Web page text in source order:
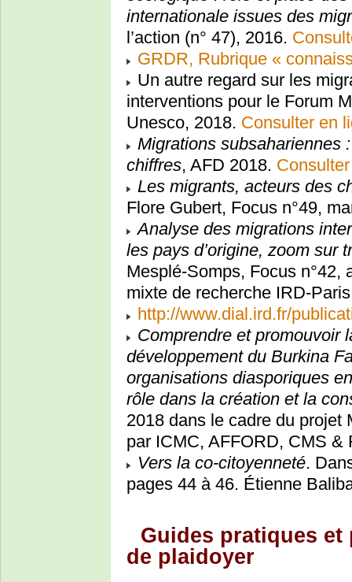
internationale issues des
l’action (n° 47), 2016.
GRDR, Rubrique «
Un autre regard sur les
interventions pour le Forum
Unesco, 2018. Consulter en
Migrations subsahariennes
chiffres, AFD 2018.
Les migrants, acteurs des
Flore Gubert, Focus n°49,
Analyse des migrations
les pays d’origine, zoom sur
Mesplé-Somps, Focus n°42,
mixte de recherche IRD-
http://www.dial.ird.fr/
Comprendre et promouvoir
développement du Burkina
organisations diasporiques
rôle dans la création et la
2018 dans le cadre du projet
par ICMC, AFFORD, CMS &
Vers la co-citoyenneté.
pages 44 à 46. Étienne
Guides pratiques
de plaidoyer